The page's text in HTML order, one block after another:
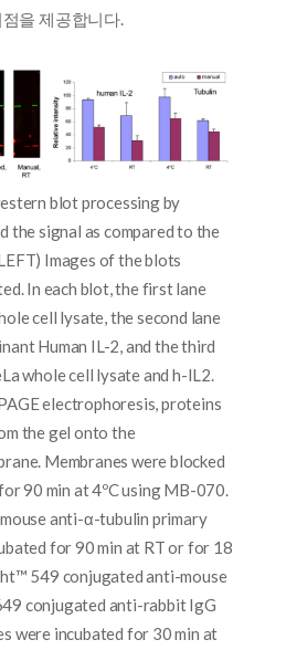
을 제공합니다.
blot processing by
the signal as compared to the
Images of the blots
In each blot, the first lane
cell lysate, the second lane
Human IL-2, and the third
whole cell lysate and h-IL2.
electrophoresis, proteins
the gel onto the
Membranes were blocked
90 min at 4ºC using MB-070.
anti-α-tubulin primary
for 90 min at RT or for 18
549 conjugated anti-mouse
conjugated anti-rabbit IgG
were incubated for 30 min at